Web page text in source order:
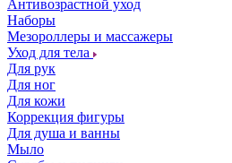
Антивозрастной уход
Наборы
Мезороллеры и массажеры
Уход для тела
Для рук
Для ног
Для кожи
Коррекция фигуры
Для душа и ванны
Мыло